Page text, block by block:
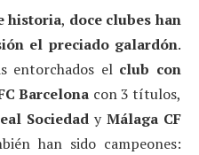
historia, doce clubes han
el preciado galardón.
entorchados el club con
Barcelona con 3 títulos,
Sociedad y Málaga CF
han sido campeones: